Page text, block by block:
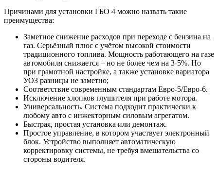
Причинами для установки ГБО 4 можно назвать такие
преимущества:
Заметное снижение расходов при переходе с бензина на
газ. Серьёзный плюс с учётом высокой стоимости
традиционного топлива. Мощность работающего на газе
автомобиля снижается – но не более чем на 3-5%. Но
при грамотной настройке, а также установке вариатора
УОЗ разницы не заметно;
Соответствие современным стандартам Евро-5/Евро-6.
Исключение хлопков глушителя при работе мотора.
Универсальность. Система подходит практически к
любому авто с инжекторным силовым агрегатом.
Быстрая, простая установка или демонтаж.
Простое управление, в котором участвует электронный
блок. Устройство выполняет автоматическую
корректировку системы, не требуя вмешательства со
стороны водителя.